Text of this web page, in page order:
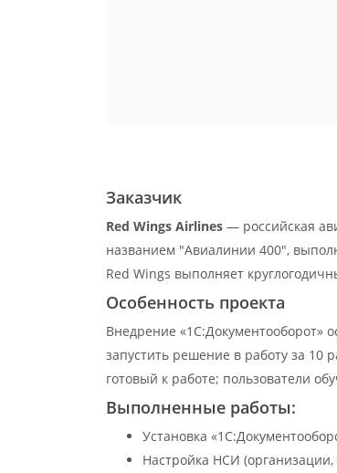
Заказчик
Red Wings Airlines — российская
названием "Авиалинии 400",
Red Wings выполняет
Особенность проекта
Внедрение «1С:Документооборот»
запустить решение в работу за 10
готовый к работе; пользователи
Выполненные работы:
Установка
Настройка НСИ (организации,